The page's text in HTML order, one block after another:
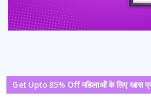
Get Upto 85% Off महिलाओं के लिए खास